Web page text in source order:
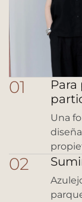
01
Una
02